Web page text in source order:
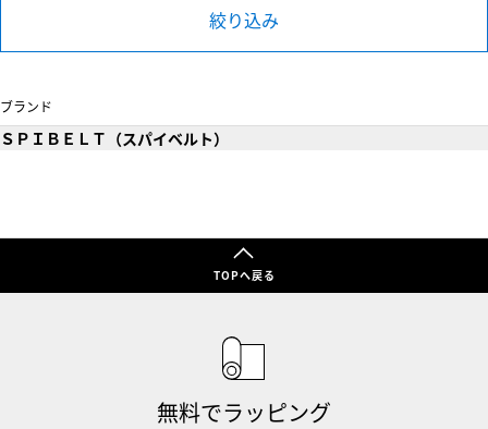
絞り込み
ブランド
ＳＰＩＢＥＬＴ（スパイベルト）
TOPへ戻る
無料でラッピング